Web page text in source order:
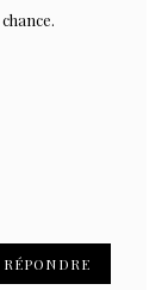
RÉPONDRE